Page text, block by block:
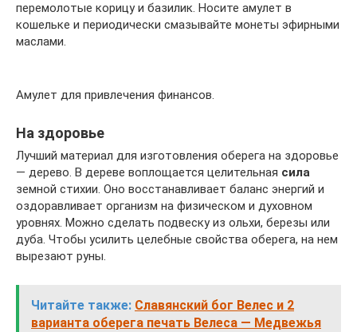
перемолотые корицу и базилик. Носите амулет в
кошельке и периодически смазывайте монеты эфирными
маслами.
Амулет для привлечения финансов.
На здоровье
Лучший материал для изготовления оберега на здоровье
— дерево. В дереве воплощается целительная сила
земной стихии. Оно восстанавливает баланс энергий и
оздоравливает организм на физическом и духовном
уровнях. Можно сделать подвеску из ольхи, березы или
дуба. Чтобы усилить целебные свойства оберега, на нем
вырезают руны.
Читайте также: Славянский бог Велес и 2
варианта оберега печать Велеса — Медвежья